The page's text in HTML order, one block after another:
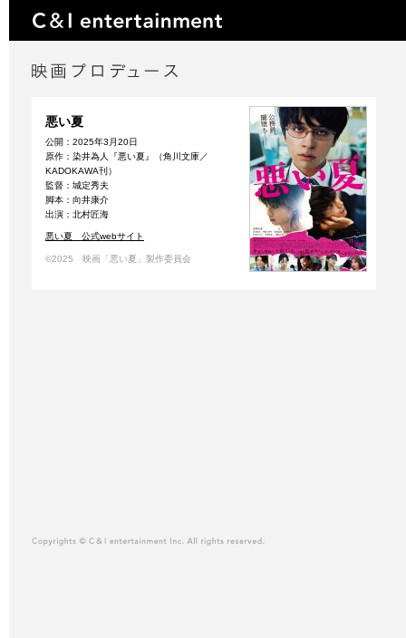
悪い夏
公開：2025年3月20日
原作：染井為人『悪い夏』（角川文庫／
KADOKAWA刊）
監督：城定秀夫
脚本：向井康介
出演：北村匠海
悪い夏 公式webサイト
©2025 映画「悪い夏」製作委員会